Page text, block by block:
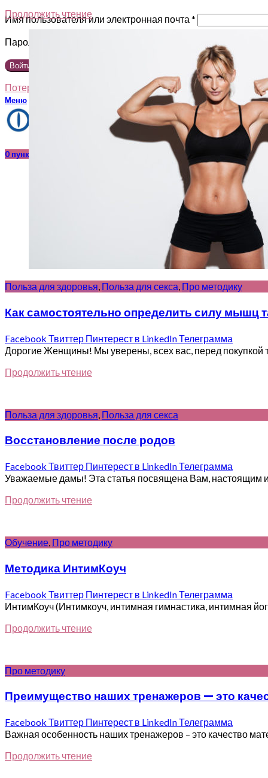
Имя пользователя или электронная почта *
Пароль
Войти в
Потеряли ваш пароль? Запомнить меня
Меню
0 пункт
Продолжить чтение
Польза для здоровья, Польза для секса, Про методику
Как самостоятельно определить силу мышц
Facebook Твиттер Пинтерест в LinkedInТелеграмма
Дорогие Женщины! Мы уверены, всех вас, перед покупкой
Продолжить чтение
Польза для здоровья Польза для секса
Восстановление после родов
Facebook Твиттер Пинтерест в LinkedInТелеграмма
Уважаемые дамы! Эта статья посвящена Вам, настоящим
Продолжить чтение
Обучение, Про методику
Методика ИнтимКоуч
Facebook Твиттер Пинтерест в LinkedInТелеграмма
ИнтимКоуч (Интимкоуч, интимная гимнастика, интимная
Продолжить чтение
Про методику
Преимущество наших тренажеров — это
Facebook Твиттер Пинтерест в LinkedInТелеграмма
Важная особенность наших тренажеров – это качество
Продолжить чтение